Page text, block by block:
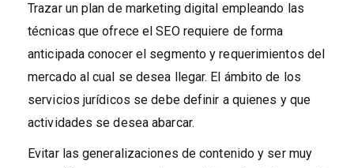
Trazar un plan de marketing digital empleando las
técnicas que ofrece el SEO requiere de forma
anticipada conocer el segmento y requerimientos del
mercado al cual se desea llegar. El ámbito de los
servicios jurídicos se debe definir a quienes y que
actividades se desea abarcar.
Evitar las generalizaciones de contenido y ser muy